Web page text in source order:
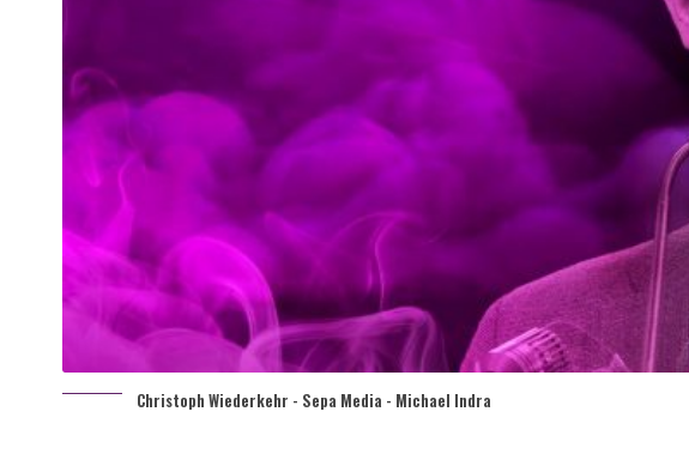
Christoph Wiederkehr - Sepa Media - Michael Indra